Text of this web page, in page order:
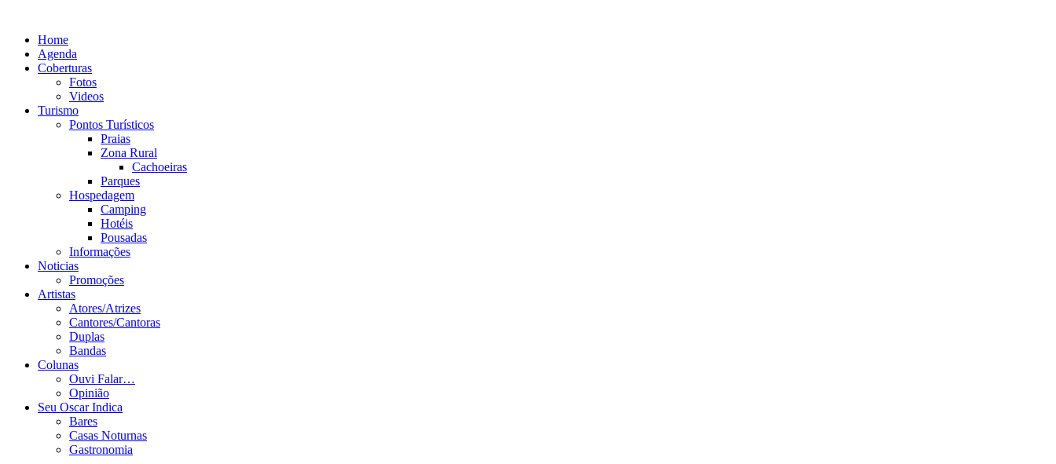
conteúdo
Home
Agenda
Coberturas
Fotos
Videos
Turismo
Pontos Turísticos
Praias
Zona Rural
Cachoeiras
Parques
Hospedagem
Camping
Hotéis
Pousadas
Informações
Noticias
Promoções
Artistas
Atores/Atrizes
Cantores/Cantoras
Duplas
Bandas
Colunas
Ouvi Falar…
Opinião
Seu Oscar Indica
Bares
Casas Noturnas
Gastronomia